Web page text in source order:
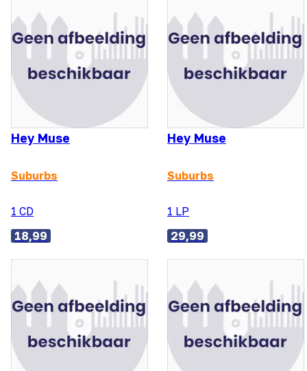
Hey Muse
Suburbs
1 CD
18,99
Hey Muse
Suburbs
1 LP
29,99